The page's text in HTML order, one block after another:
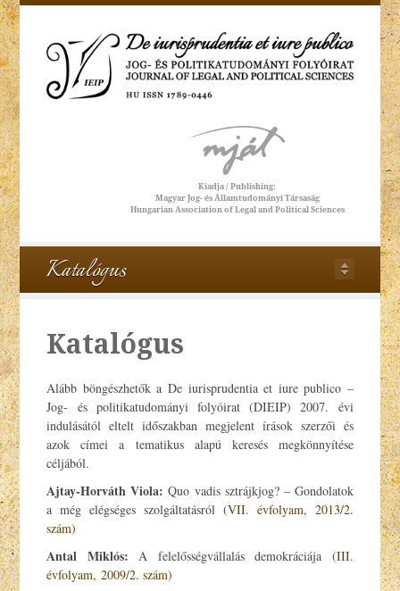
Katalógus
Katalógus
Alább böngészhetők a De iurisprudentia et iure publico –
Jog- és politikatudományi folyóirat (DIEIP) 2007. évi
indulásától eltelt időszakban megjelent írások szerzői és
azok címei a tematikus alapú keresés megkönnyítése
céljából.
Ajtay-Horváth Viola: Quo vadis sztrájkjog? – Gondolatok
a még elégséges szolgáltatásról (VII. évfolyam, 2013/2.
szám)
Antal Miklós: A felelősségvállalás demokráciája (III.
évfolyam, 2009/2. szám)